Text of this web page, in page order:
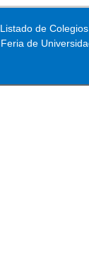
Listado de
Feria de